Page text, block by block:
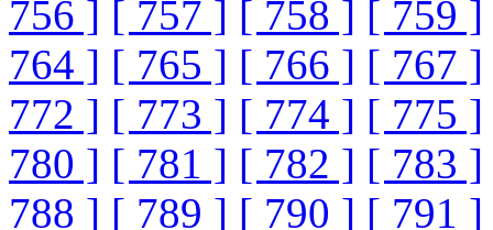
756 ] [ 757 ] [ 758 ] [ 759 ]
764 ] [ 765 ] [ 766 ] [ 767 ]
772 ] [ 773 ] [ 774 ] [ 775 ]
780 ] [ 781 ] [ 782 ] [ 783 ]
788 ] [ 789 ] [ 790 ] [ 791 ]